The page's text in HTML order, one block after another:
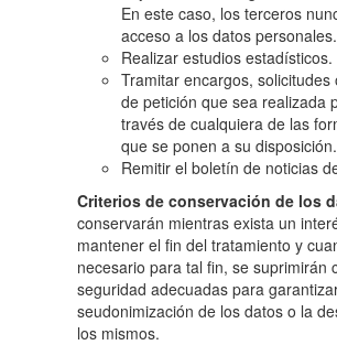
En este caso, los terceros
acceso a los datos personales.
Realizar estudios estadísticos.
Tramitar encargos, solicitudes
de petición que sea realizada
través de cualquiera de las
que se ponen a su disposición.
Remitir el boletín de noticias
Criterios de conservación de los
conservarán mientras exista un
mantener el fin del tratamiento y
necesario para tal fin, se suprimirán
seguridad adecuadas para
seudonimización de los datos o la
los mismos.